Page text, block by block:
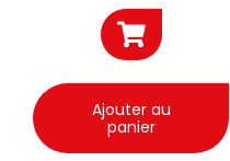
Ajouter au
panier